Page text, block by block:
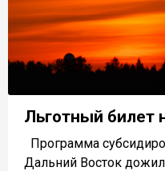
Льготный билет
Программа
Дальний Восток